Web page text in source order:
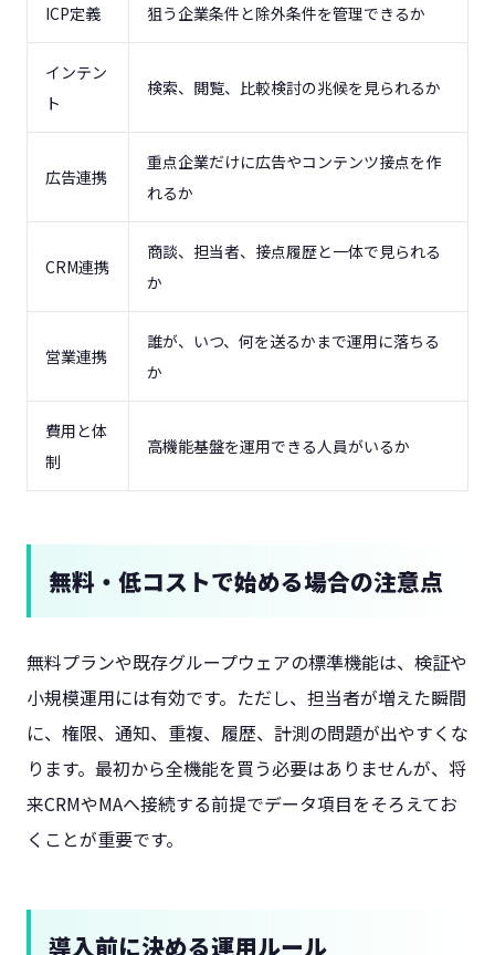
ICP定義 狙う企業条件と除外条件を管理できるか
インテン
ト
検索、閲覧、比較検討の兆候を見られるか
広告連携
重点企業だけに広告やコンテンツ接点を作
れるか
CRM連携
商談、担当者、接点履歴と一体で見られる
か
営業連携
誰が、いつ、何を送るかまで運用に落ちる
か
費用と体
制
高機能基盤を運用できる人員がいるか
無料・低コストで始める場合の注意点
無料プランや既存グループウェアの標準機能は、検証や
小規模運用には有効です。ただし、担当者が増えた瞬間
に、権限、通知、重複、履歴、計測の問題が出やすくな
ります。最初から全機能を買う必要はありませんが、将
来CRMやMAへ接続する前提でデータ項目をそろえてお
くことが重要です。
導入前に決める運用ルール